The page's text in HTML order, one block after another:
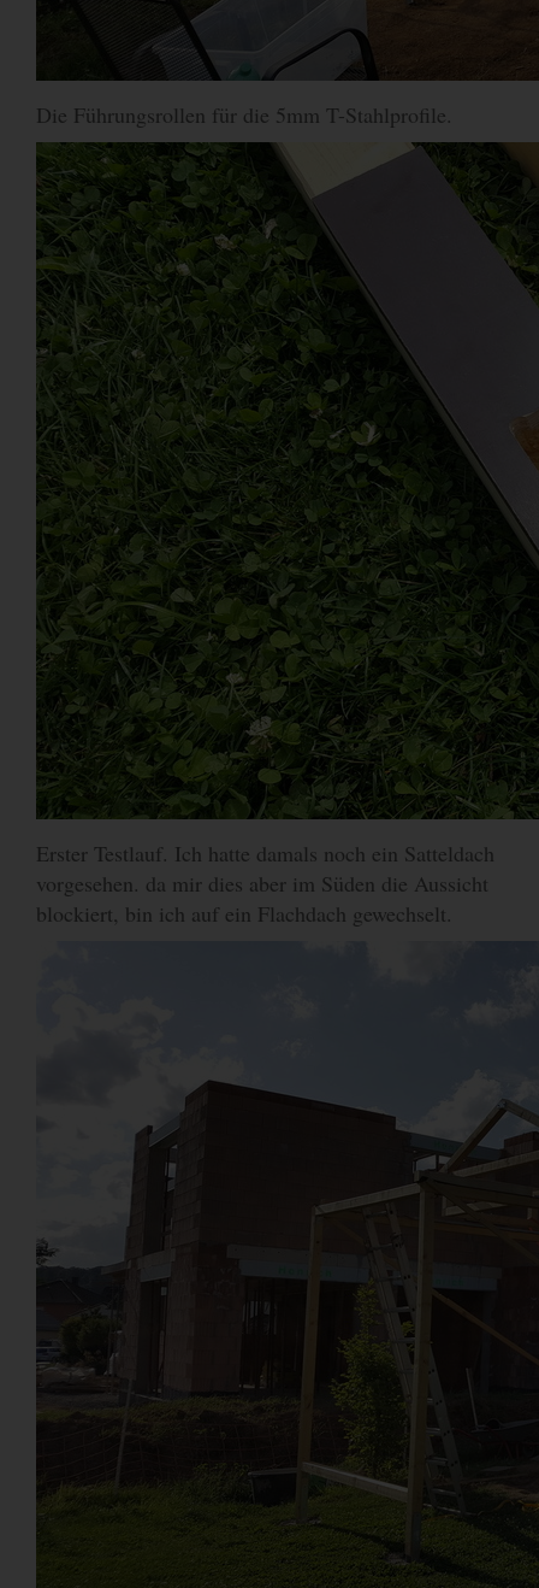
Die Führungsrollen für die 5mm T-Stahlprofile.
Erster Testlauf. Ich hatte damals noch ein Satteldach
vorgesehen. da mir dies aber im Süden die Aussicht
blockiert, bin ich auf ein Flachdach gewechselt.